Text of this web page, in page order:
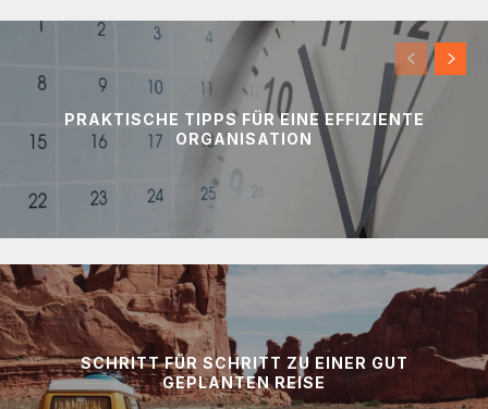
PRAKTISCHE TIPPS FÜR EINE EFFIZIENTE
ORGANISATION
SCHRITT FÜR SCHRITT ZU EINER GUT
GEPLANTEN REISE